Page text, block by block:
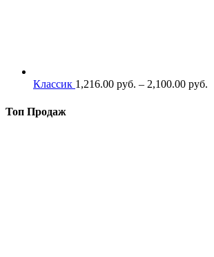
Классик 1,216.00 руб. – 2,100.00 руб.
Топ Продаж